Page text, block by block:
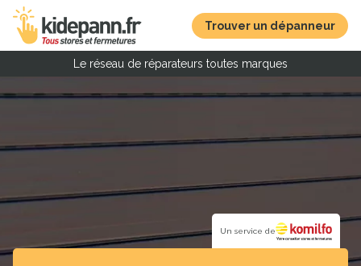
Trouver un dépanneur
Le réseau de réparateurs toutes marques
Un service de